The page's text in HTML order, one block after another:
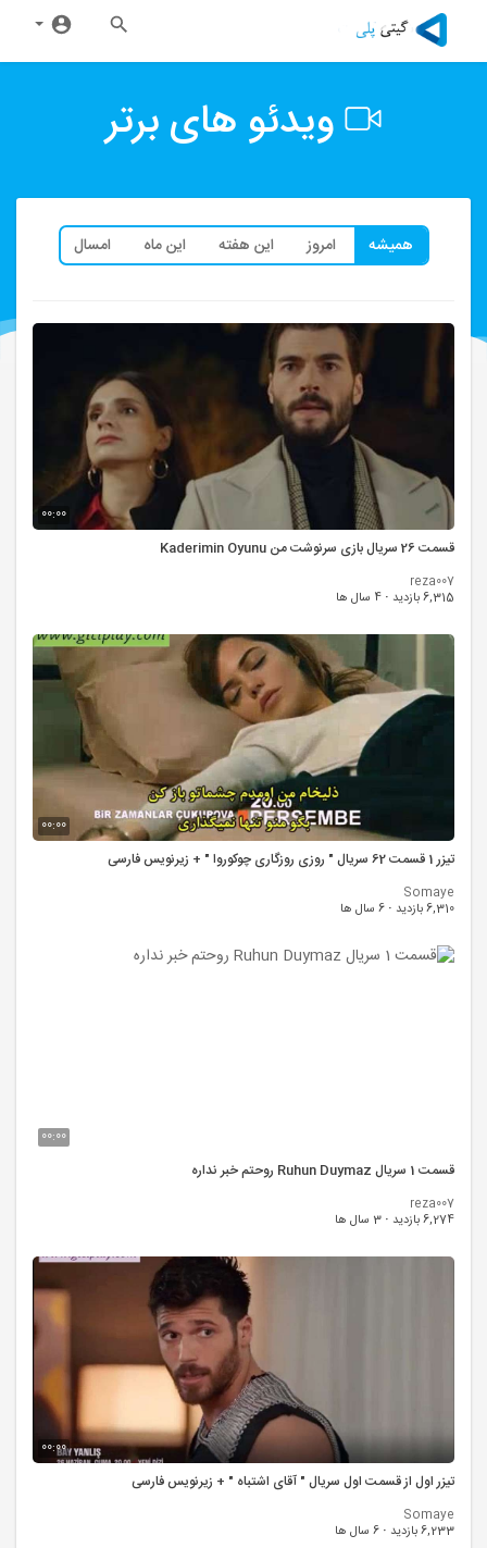
ویدئو های برتر
همیشه امروز این هفته این ماه امسال
00:00
قسمت 26 سریال بازی سرنوشت من Kaderimin Oyunu
reza007
6,315 بازدید
· 4 سال ها
00:00
تیزر 1 قسمت 62 سریال " روزی روزگاری چوکوروا " + زیرنویس فارسی
Somaye
6,310 بازدید
· 6 سال ها
00:00
قسمت 1 سریال Ruhun Duymaz روحتم خبر نداره
reza007
6,274 بازدید
· 3 سال ها
00:00
تیزر اول از قسمت اول سریال " آقای اشتباه " + زیرنویس فارسی
Somaye
6,233 بازدید
· 6 سال ها